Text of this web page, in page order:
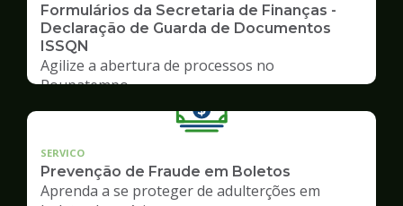
Formulários da Secretaria de Finanças -
Declaração de Guarda de Documentos
ISSQN
Agilize a abertura de processos no
Poupatempo
SERVICO
Prevenção de Fraude em Boletos
Aprenda a se proteger de adulterções em